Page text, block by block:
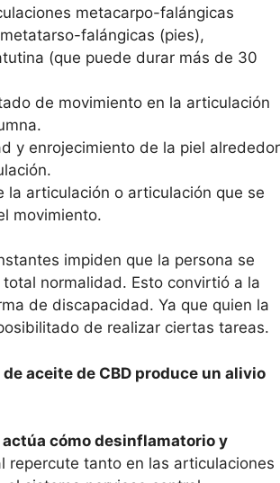
metacarpo-falángicas
falángicas (pies),
(que puede durar más de 30
de movimiento en la articulación
y enrojecimiento de la piel alrededor
la articulación o articulación que se
movimiento.
impiden que la persona se
normalidad. Esto convirtió a la
de discapacidad. Ya que quien la
de realizar ciertas tareas.
aceite de CBD produce un alivio
actúa cómo desinflamatorio y
repercute tanto en las articulaciones